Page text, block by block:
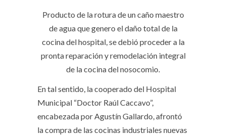
Producto de la rotura de un caño maestro
de agua que genero el daño total de la
cocina del hospital, se debió proceder a la
pronta reparación y remodelación integral
de la cocina del nosocomio.
En tal sentido, la cooperado del Hospital
Municipal “Doctor Raúl Caccavo”,
encabezada por Agustín Gallardo, afrontó
la compra de las cocinas industriales nuevas